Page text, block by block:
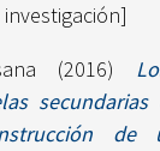
(2016)
de